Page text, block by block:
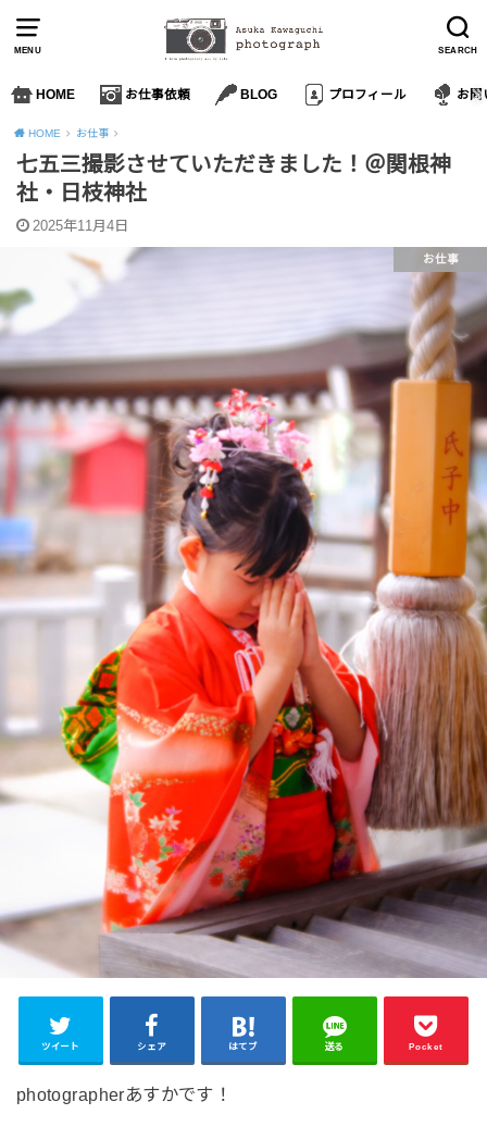
MENU SEARCH
HOME お仕事依頼 BLOG プロフィール お問
HOME お仕事
七五三撮影させていただきました！＠関根神
社・日枝神社
2025年11月4日
お仕事
ツイート シェア はてブ 送る Pocket
photographerあすかです！